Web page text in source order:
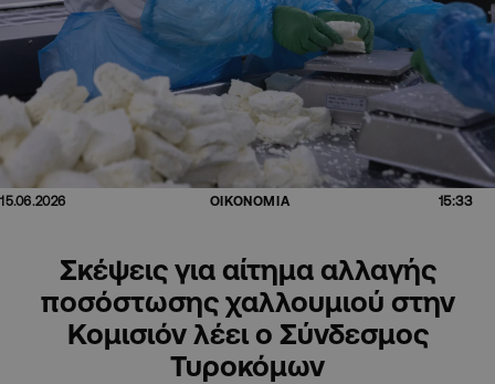
15.06.2026 ΟΙΚΟΝΟΜΙΑ 15:33
Σκέψεις για αίτημα αλλαγής
ποσόστωσης χαλλουμιού στην
Κομισιόν λέει ο Σύνδεσμος
Τυροκόμων